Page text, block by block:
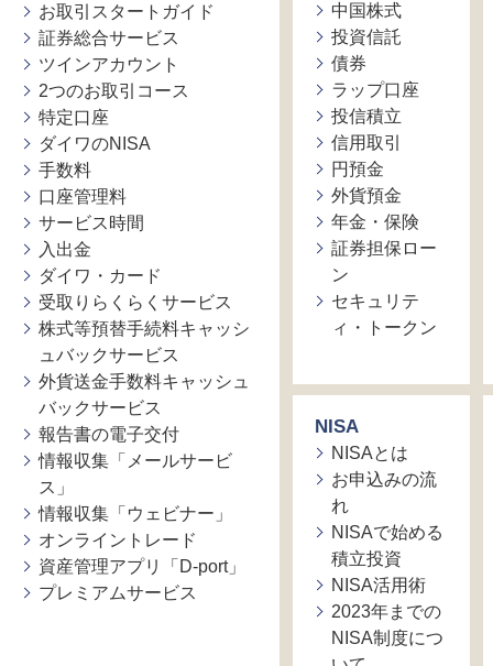
お取引スタートガイド
証券総合サービス
ツインアカウント
2つのお取引コース
特定口座
ダイワのNISA
手数料
口座管理料
サービス時間
入出金
ダイワ・カード
受取りらくらくサービス
株式等預替手続料キャッシ
ュバックサービス
外貨送金手数料キャッシュ
バックサービス
報告書の電子交付
情報収集「メールサービ
ス」
情報収集「ウェビナー」
オンライントレード
資産管理アプリ「D-port」
プレミアムサービス
中国株式
投資信託
債券
ラップ口座
投信積立
信用取引
円預金
外貨預金
年金・保険
証券担保ロー
ン
セキュリテ
ィ・トークン
NISA
NISAとは
お申込みの流
れ
NISAで始める
積立投資
NISA活用術
2023年までの
NISA制度につ